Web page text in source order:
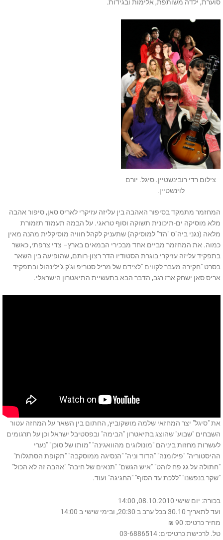
סוערת, ילדה משותפת, אלימות ובגידות.
צילום רדי רובינשטיין. סיגל. יורם
לוינשטיין.
המחזמר מתמקד בסיפור האהבה בין עליזה עזיקרי לאריס סאן, סיפור אהבה
מלא מוסיקה ים-תיכונית תשוקה וסוף טראגי. על הבמה תעמוד תזמורת
מלאה (נגני ביה"ס "הד" למוסיקה) שתעניק לקהל חוויה מוסיקלית מהנה מאין
כמוה. את המחזמר מביים אחד מבכירי הבמאים בארץ– צדי צרפתי, כאשר
בתפקיד עליזה עזיקרי בוגרת הסטודיו הדר רצון-רותם, שהופיעה בין השאר
בסרט "חקירה מעבר לקווים "לצידם של מריל סטריפ וג'ק ג'ילינהול ובתפקיד
אריס סאן ישחק ארז רגב, הדבר הבא בתעשיית התיאטרון הישראלי.
את "סיגל" יצר המחזאי שלמה מושקוביץ, החתום בין השאר על המחזה עטור
השבחים "שבוע" שהוצג בתיאטרון "הבימה" ובפסטיבל ישראל וכן על תרגומים
לעשרות מחזות ביניהם "מונולוגים מהוואגינה" "מותו של סוכן" "נערי
ההיסטוריה" "פילומנה" "הדוד וניה" "הנסיגה ממוסקבה" "תקופת הסתגלות"
"חתולה על גג פח לוהט" "איש הגשם" "תנאים של חיבה" "אהבה זה לא הכול"
"שקר בנפשנו" "ללכת עד הסוף" "החגיגה" ועוד.
בכורה: יום שישי 08.10.2010, 14:00
ועד לתאריך 30.10 בכל ערב ב 20:30, ובימי שישי ב 14:00
מחיר כרטיס: 90 ₪
טל. לרכישת כרטיסים: 03-6886514